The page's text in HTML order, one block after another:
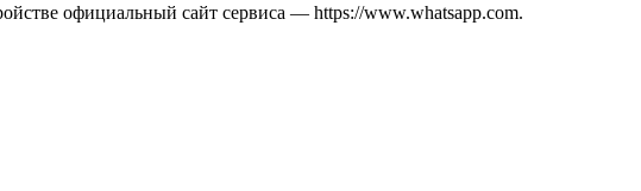
официальный сайт сервиса — https://www.whatsapp.com.